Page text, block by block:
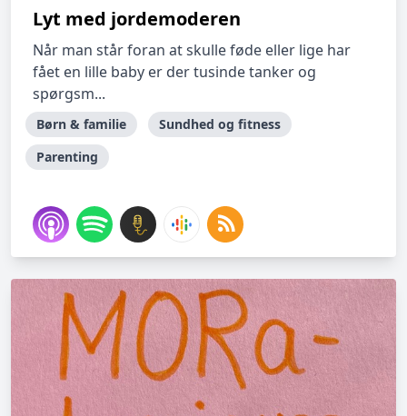
Lyt med jordemoderen
Når man står foran at skulle føde eller lige har
fået en lille baby er der tusinde tanker og
spørgsm...
Børn & familie
Sundhed og fitness
Parenting